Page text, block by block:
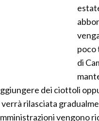
poco
di
dei ciottoli
rilasciata
vengono